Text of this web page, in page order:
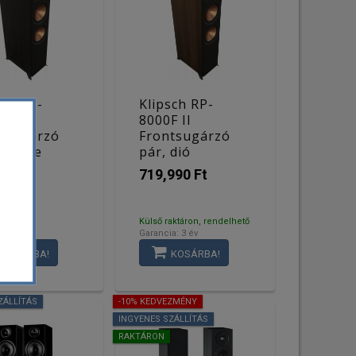
RP-
KOSÁRBA!
Klipsch RP-
8000F II
Frontsugárzó
pár, dió
719,990 Ft
Külső raktáron, rendelhető
Garancia: 3 év
KOSÁRBA!
-10% KEDVEZMÉNY
INGYENES SZÁLLÍTÁS
RAKTÁRON